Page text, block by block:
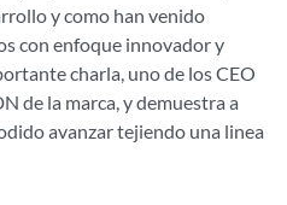
y como han venido
con enfoque innovador y
charla, uno de los CEO
de la marca, y demuestra a
avanzar tejiendo una linea